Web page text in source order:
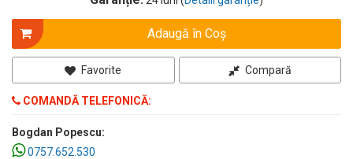
Adaugă în Coş
Favorite Compară
COMANDĂ TELEFONICĂ:
Bogdan Popescu:
0757.652.530